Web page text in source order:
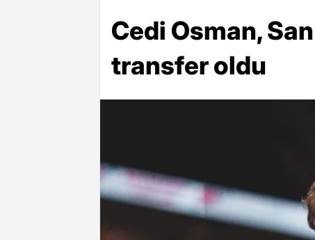
Cedi Osman,
transfer oldu